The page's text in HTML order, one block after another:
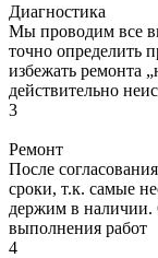
Диагностика
Мы проводим все
точно определить
избежать ремонта
действительно
3
Ремонт
После
сроки, т.к. самые
держим в наличии.
выполнения работ
4